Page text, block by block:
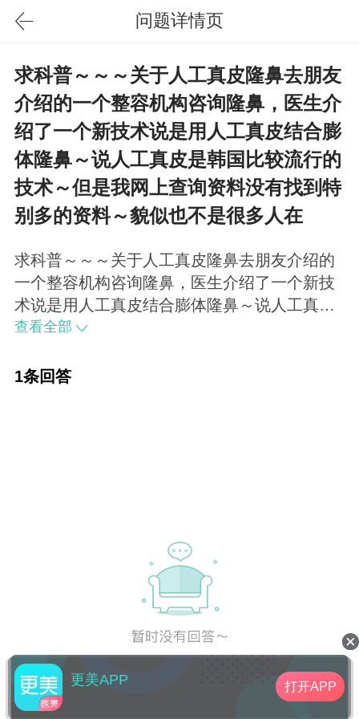
问题详情页
求科普～～～关于人工真皮隆鼻去朋友
介绍的一个整容机构咨询隆鼻，医生介
绍了一个新技术说是用人工真皮结合膨
体隆鼻～说人工真皮是韩国比较流行的
技术～但是我网上查询资料没有找到特
别多的资料～貌似也不是很多人在
求科普～～～关于人工真皮隆鼻去朋友介绍的
一个整容机构咨询隆鼻，医生介绍了一个新技
术说是用人工真皮结合膨体隆鼻～说人工真皮
是韩国比较流行的技术～但是我网上查询资料
做～ 想咨询一下～人工真皮隆鼻技术有什么风
查看全部
1条回答
更美APP 打开APP